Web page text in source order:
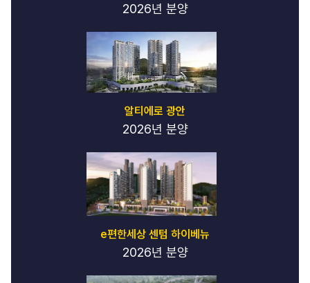
2026년 분양
알티에로 광안
2026년 분양
e편한세상 센텀 하이베뉴
2026년 분양